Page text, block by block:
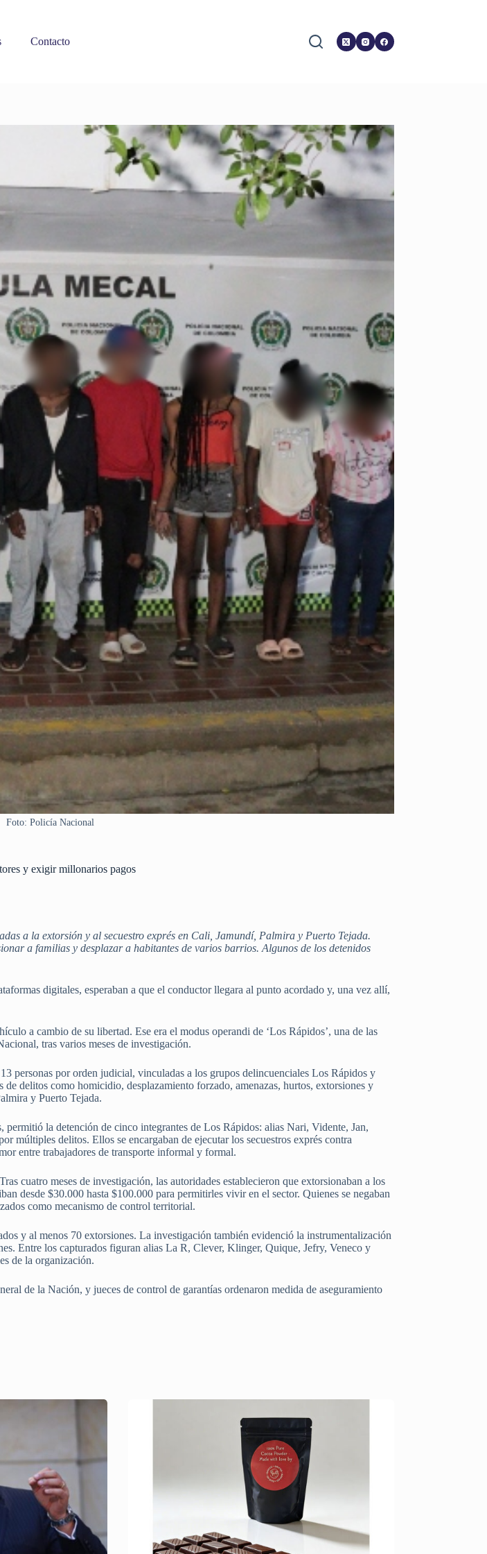
Contacto
Foto: Policía Nacional
y exigir millonarios pagos
a la extorsión y al secuestro exprés en Cali, Jamundí, Palmira y Puerto Tejada.
a familias y desplazar a habitantes de varios barrios. Algunos de los detenidos
digitales, esperaban a que el conductor llegara al punto acordado y, una vez allí,
a cambio de su libertad. Ese era el modus operandi de ‘Los Rápidos’, una de las
tras varios meses de investigación.
personas por orden judicial, vinculadas a los grupos delincuenciales Los Rápidos y
delitos como homicidio, desplazamiento forzado, amenazas, hurtos, extorsiones y
y Puerto Tejada.
la detención de cinco integrantes de Los Rápidos: alias Nari, Vidente, Jan,
múltiples delitos. Ellos se encargaban de ejecutar los secuestros exprés contra
entre trabajadores de transporte informal y formal.
cuatro meses de investigación, las autoridades establecieron que extorsionaban a los
desde $30.000 hasta $100.000 para permitirles vivir en el sector. Quienes se negaban
como mecanismo de control territorial.
y al menos 70 extorsiones. La investigación también evidenció la instrumentalización
Entre los capturados figuran alias La R, Clever, Klinger, Quique, Jefry, Veneco y
de la organización.
de la Nación, y jueces de control de garantías ordenaron medida de aseguramiento